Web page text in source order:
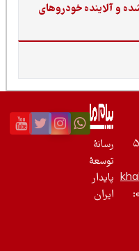
خودروهای
رسانۀ
توسعۀ
پایدار
ایران